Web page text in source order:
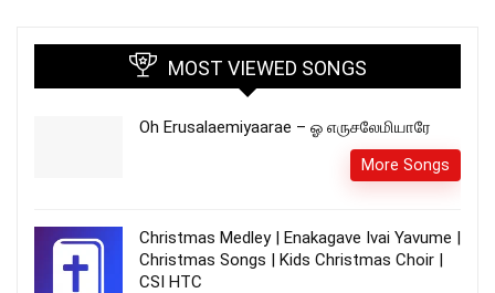
MOST VIEWED SONGS
Oh Erusalaemiyaarae – ஓ எருசலேமியாரே
More Songs
Christmas Medley | Enakagave Ivai Yavume |
Christmas Songs | Kids Christmas Choir |
CSI HTC